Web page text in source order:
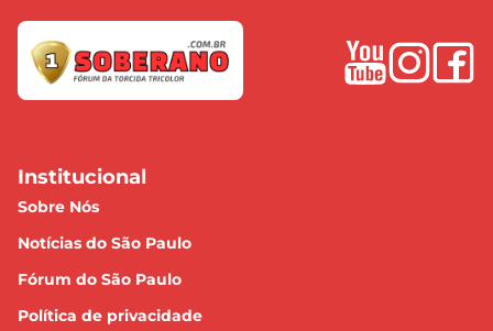
Institucional
Sobre Nós
Notícias do São Paulo
Fórum do São Paulo
Política de privacidade